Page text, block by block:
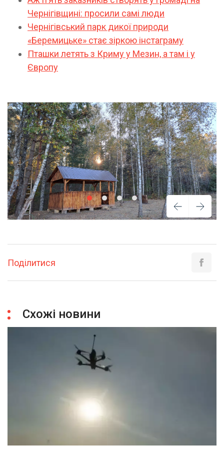
Чернігівщині: просили самі люди
Чернігівський парк дикої природи
«Беремицьке» стає зіркою інстаграму
Пташки летять з Криму у Мезин, а там і у
Європу
Поділитися
Схожі новини